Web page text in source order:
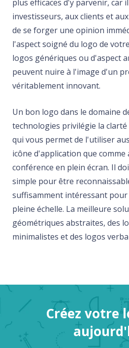
plus efficaces d'y parvenir, car
investisseurs, aux clients et
de se forger une opinion
l'aspect soigné du logo de
logos génériques ou d'aspect
peuvent nuire à l'image d'un
véritablement innovant.
Un bon logo dans le domaine
technologies privilégie la
qui vous permet de l'utiliser
icône d'application que
conférence en plein écran. Il
simple pour être
suffisamment intéressant
pleine échelle. La meilleure
géométriques abstraites, des
minimalistes et des logos
Créez votre